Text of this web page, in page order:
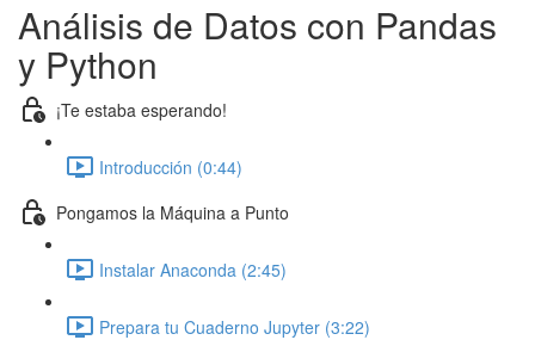
Análisis de Datos con Pandas
y Python
¡Te estaba esperando!
Introducción (0:44)
Pongamos la Máquina a Punto
Instalar Anaconda (2:45)
Prepara tu Cuaderno Jupyter (3:22)